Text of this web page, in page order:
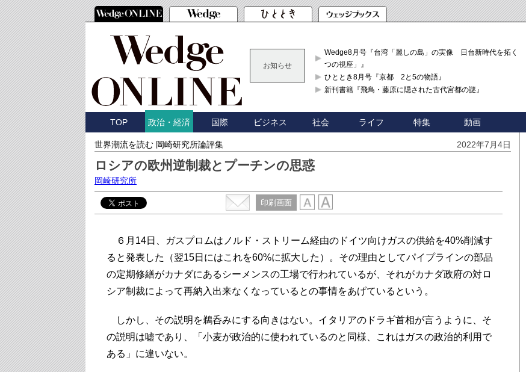
お知らせ
Wedge8月号『台湾「麗しの島」の実像 日台新時代を拓く「3
つの視座」』
ひととき8月号『京都 2と5の物語』
新刊書籍『飛鳥・藤原に隠された古代宮都の謎』
TOP 政治・経済 国際 ビジネス 社会 ライフ 特集 動画
世界潮流を読む 岡崎研究所論評集 2022年7月4日
ロシアの欧州逆制裁とプーチンの思惑
岡崎研究所
印刷画面
６月14日、ガスプロムはノルド・ストリーム経由のドイツ向けガスの供給を40%削減す
ると発表した（翌15日にはこれを60%に拡大した）。その理由としてパイプラインの部品
の定期修繕がカナダにあるシーメンスの工場で行われているが、それがカナダ政府の対ロ
シア制裁によって再納入出来なくなっているとの事情をあげているという。
しかし、その説明を鵜呑みにする向きはない。イタリアのドラギ首相が言うように、そ
の説明は嘘であり、「小麦が政治的に使われているのと同様、これはガスの政治的利用で
ある」に違いない。